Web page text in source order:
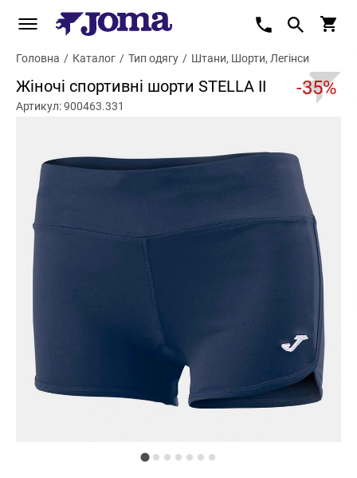
Головна / Каталог / Тип одягу / Штани, Шорти, Легінси
Жіночі спортивні шорти STELLA II -35%
Артикул: 900463.331